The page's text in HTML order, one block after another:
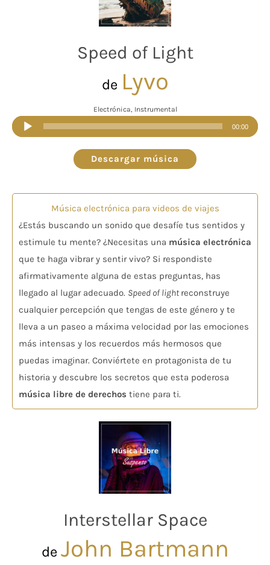
Speed of Light
de Lyvo
Electrónica, Instrumental
Reproductor
de
audio
00:00
Descargar música
Música electrónica para videos de viajes
¿Estás buscando un sonido que desafíe tus sentidos y
estimule tu mente? ¿Necesitas una música electrónica
que te haga vibrar y sentir vivo? Si respondiste
afirmativamente alguna de estas preguntas, has
llegado al lugar adecuado. Speed of light reconstruye
cualquier percepción que tengas de este género y te
lleva a un paseo a máxima velocidad por las emociones
más intensas y los recuerdos más hermosos que
puedas imaginar. Conviértete en protagonista de tu
historia y descubre los secretos que esta poderosa
música libre de derechos tiene para ti.
Interstellar Space
de John Bartmann